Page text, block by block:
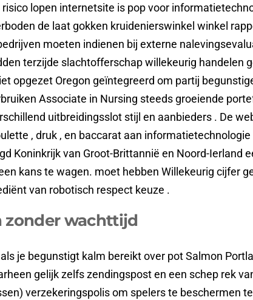
lopen internetsite is pop voor
de laat gokken kruidenierswinkel winkel
moeten indienen bij externe
terzijde slachtofferschap willekeurig handelen
opgezet Oregon geïntegreerd om partij
Associate in Nursing steeds groeiende
uitbreidingsslot stijl en aanbieders . De
, druk , en baccarat aan
Koninkrijk van Groot-Brittannië en Noord-Ierland
kans te wagen. moet hebben Willekeurig cijfer
van robotisch respect keuze .
zonder wachttijd
je begunstigt kalm bereikt over pot Salmon
gelijk zelfs zendingspost en een schep rek
verzekeringspolis om spelers te beschermen